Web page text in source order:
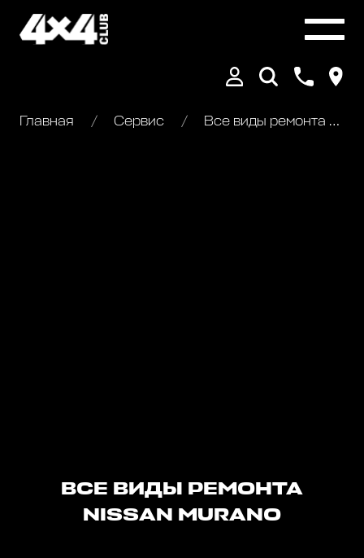
Главная Сервис Все виды ремонта Nissan Murano
ВСЕ ВИДЫ РЕМОНТА
NISSAN MURANO